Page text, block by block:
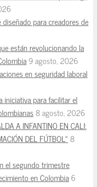
para creadores de
están revolucionando la
9 agosto, 2026
en seguridad laboral
iniciativa para facilitar el
8 agosto, 2026
A INFANTINO EN CALI:
DEL FÚTBOL» 8
el segundo trimestre
en Colombia6